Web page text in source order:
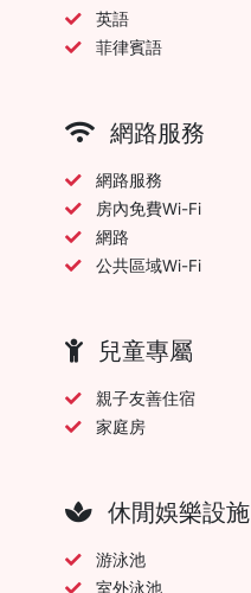
英語
菲律賓語
網路服務
網路服務
房內免費Wi-Fi
網路
公共區域Wi-Fi
兒童專屬
親子友善住宿
家庭房
休閒娛樂設施
游泳池
室外泳池